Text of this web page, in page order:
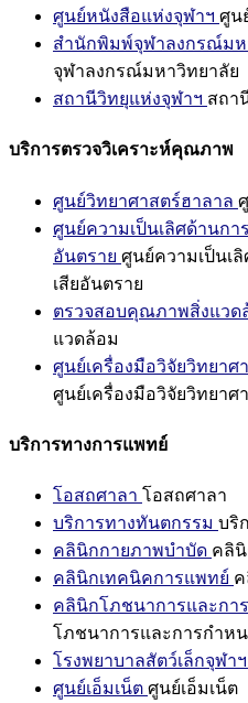
ศูนย์หนังสือแห่งจุฬาฯ ศูน
สำนักพิมพ์จุฬาลงกรณ์มห
จุฬาลงกรณ์มหาวิทยาลัย
สถานีวิทยุแห่งจุฬาฯ สถา
บริการตรวจวิเคราะห์คุณภาพ
ศูนย์วิทยาศาสตร์ฮาลาล
ศูนย์ความเป็นเลิศด้านกา
อันตราย ศูนย์ความเป็นเ
เสียอันตราย
ตรวจสอบคุณภาพสิ่งแวด
แวดล้อม
ศูนย์เครื่องมือวิจัยวิทยาศ
ศูนย์เครื่องมือวิจัยวิทยาศ
บริการทางการแพทย์
โอสถศาลา โอสถศาลา
บริการทางทันตกรรม บริ
คลินิกกายภาพบำบัด คลิ
คลินิกเทคนิคการแพทย์
คลินิกโภชนาการและกา
โภชนาการและการกำห
โรงพยาบาลสัตว์เล็กจุฬาฯ
ศูนย์เอ็มเน็ต ศูนย์เอ็มเน็ต